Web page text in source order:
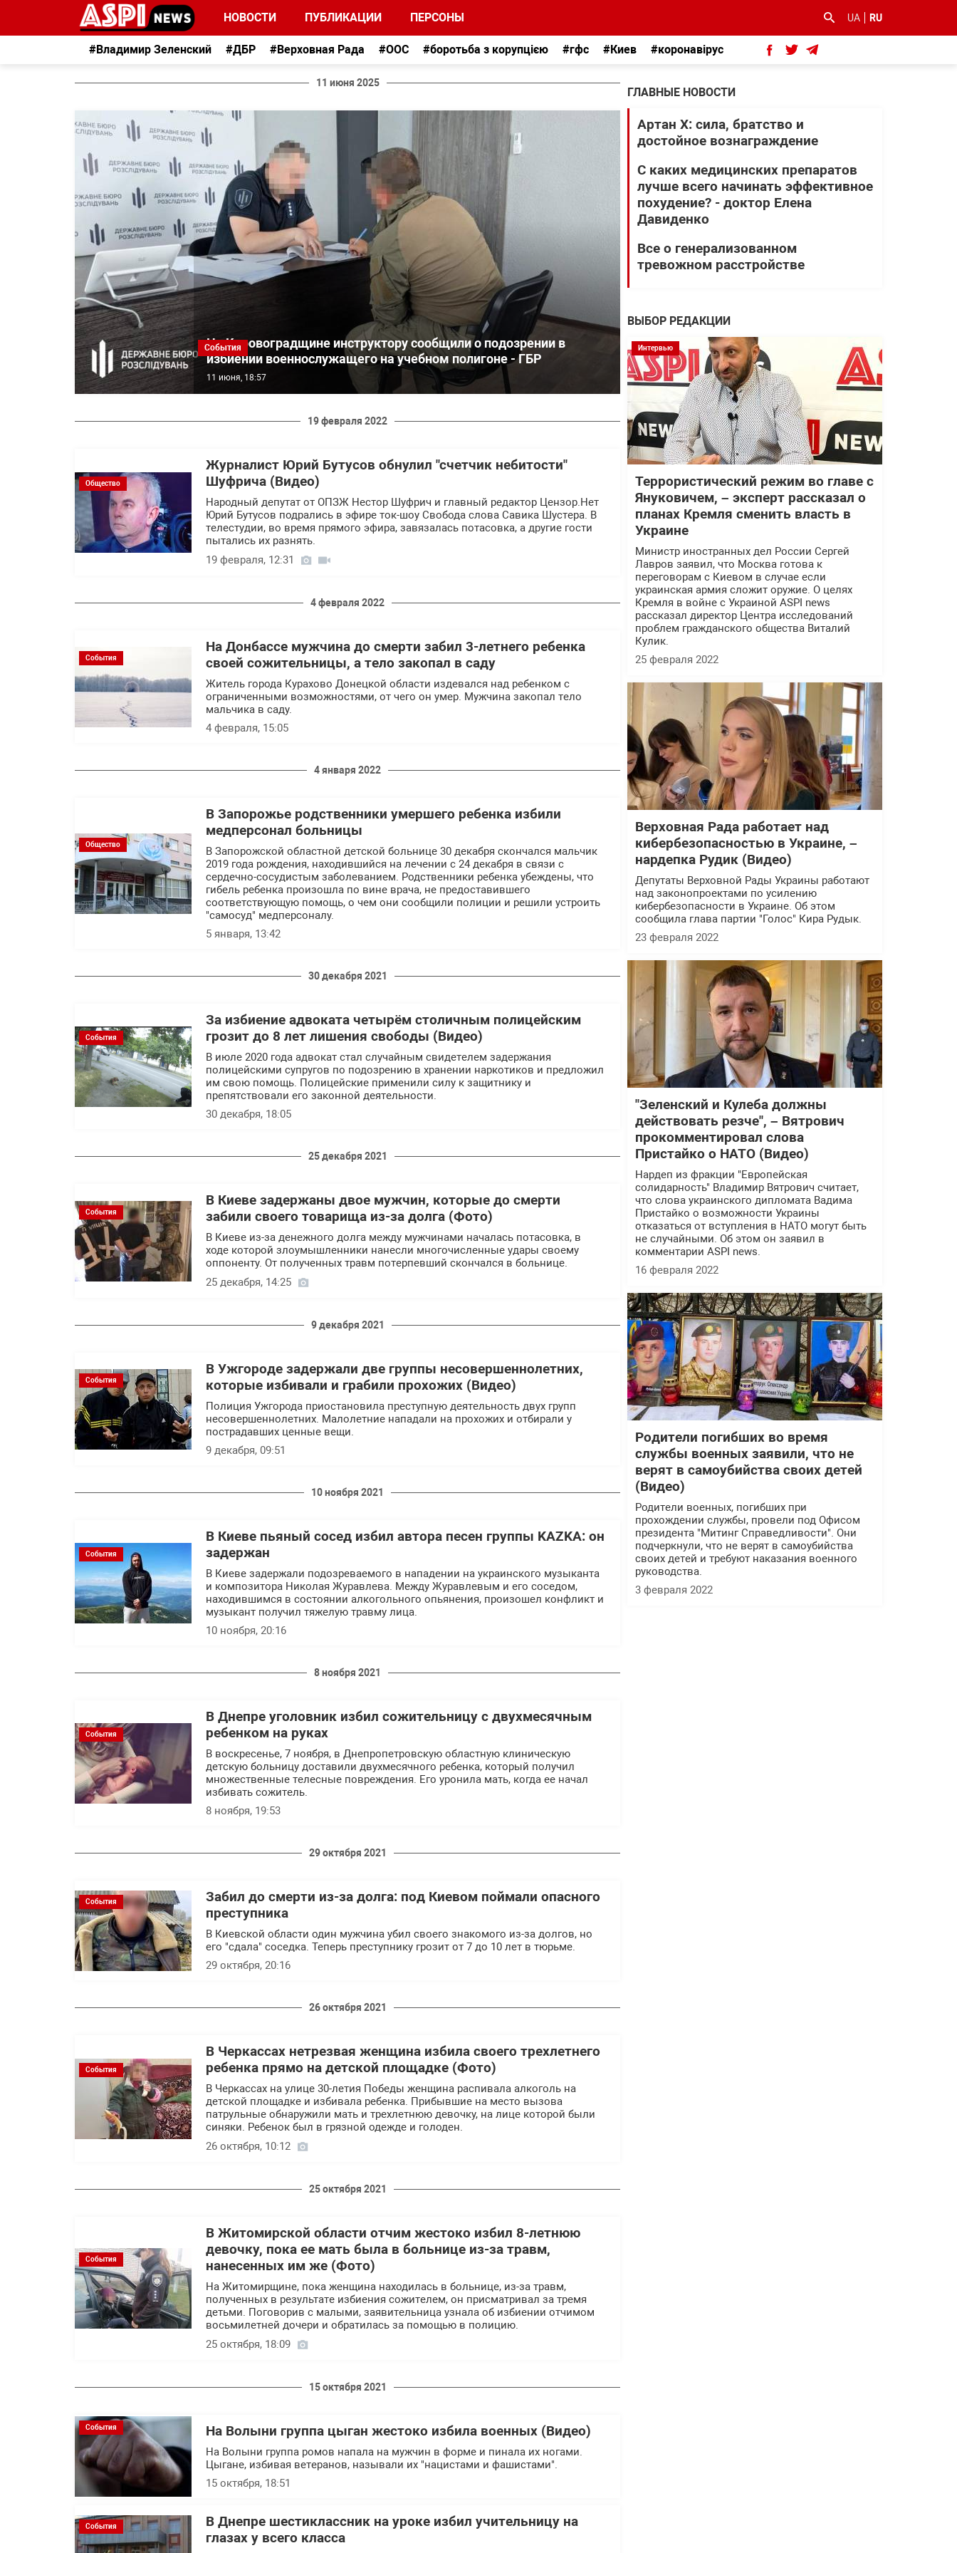
НОВОСТИ ПУБЛИКАЦИИ ПЕРСОНЫ UA RU
#Владимир Зеленский #ДБР #Верховная Рада #ООС #боротьба з корупцією #гфс #Киев #коронавірус
11 июня 2025
События
На Кировоградщине инструктору сообщили о подозрении в
избиении военнослужащего на учебном полигоне - ГБР
11 июня, 18:57
19 февраля 2022
Общество
Журналист Юрий Бутусов обнулил "счетчик небитости"
Шуфрича (Видео)
Народный депутат от ОПЗЖ Нестор Шуфрич и главный редактор Цензор.Нет
Юрий Бутусов подрались в эфире ток-шоу Свобода слова Савика Шустера. В
телестудии, во время прямого эфира, завязалась потасовка, а другие гости
пытались их разнять.
19 февраля, 12:31
4 февраля 2022
События
На Донбассе мужчина до смерти забил 3-летнего ребенка
своей сожительницы, а тело закопал в саду
Житель города Курахово Донецкой области издевался над ребенком с
ограниченными возможностями, от чего он умер. Мужчина закопал тело
мальчика в саду.
4 февраля, 15:05
4 января 2022
Общество
В Запорожье родственники умершего ребенка избили
медперсонал больницы
В Запорожской областной детской больнице 30 декабря скончался мальчик
2019 года рождения, находившийся на лечении с 24 декабря в связи с
сердечно-сосудистым заболеванием. Родственники ребенка убеждены, что
гибель ребенка произошла по вине врача, не предоставившего
соответствующую помощь, о чем они сообщили полиции и решили устроить
"самосуд" медперсоналу.
5 января, 13:42
30 декабря 2021
События
За избиение адвоката четырём столичным полицейским
грозит до 8 лет лишения свободы (Видео)
В июле 2020 года адвокат стал случайным свидетелем задержания
полицейскими супругов по подозрению в хранении наркотиков и предложил
им свою помощь. Полицейские применили силу к защитнику и
препятствовали его законной деятельности.
30 декабря, 18:05
25 декабря 2021
События
В Киеве задержаны двое мужчин, которые до смерти
забили своего товарища из-за долга (Фото)
В Киеве из-за денежного долга между мужчинами началась потасовка, в
ходе которой злоумышленники нанесли многочисленные удары своему
оппоненту. От полученных травм потерпевший скончался в больнице.
25 декабря, 14:25
9 декабря 2021
События
В Ужгороде задержали две группы несовершеннолетних,
которые избивали и грабили прохожих (Видео)
Полиция Ужгорода приостановила преступную деятельность двух групп
несовершеннолетних. Малолетние нападали на прохожих и отбирали у
пострадавших ценные вещи.
9 декабря, 09:51
10 ноября 2021
События
В Киеве пьяный сосед избил автора песен группы KAZKA: он
задержан
В Киеве задержали подозреваемого в нападении на украинского музыканта
и композитора Николая Журавлева. Между Журавлевым и его соседом,
находившимся в состоянии алкогольного опьянения, произошел конфликт и
музыкант получил тяжелую травму лица.
10 ноября, 20:16
8 ноября 2021
События
В Днепре уголовник избил сожительницу с двухмесячным
ребенком на руках
В воскресенье, 7 ноября, в Днепропетровскую областную клиническую
детскую больницу доставили двухмесячного ребенка, который получил
множественные телесные повреждения. Его уронила мать, когда ее начал
избивать сожитель.
8 ноября, 19:53
29 октября 2021
События
Забил до смерти из-за долга: под Киевом поймали опасного
преступника
В Киевской области один мужчина убил своего знакомого из-за долгов, но
его "сдала" соседка. Теперь преступнику грозит от 7 до 10 лет в тюрьме.
29 октября, 20:16
26 октября 2021
События
В Черкассах нетрезвая женщина избила своего трехлетнего
ребенка прямо на детской площадке (Фото)
В Черкассах на улице 30-летия Победы женщина распивала алкоголь на
детской площадке и избивала ребенка. Прибывшие на место вызова
патрульные обнаружили мать и трехлетнюю девочку, на лице которой были
синяки. Ребенок был в грязной одежде и голоден.
26 октября, 10:12
25 октября 2021
События
В Житомирской области отчим жестоко избил 8-летнюю
девочку, пока ее мать была в больнице из-за травм,
нанесенных им же (Фото)
На Житомирщине, пока женщина находилась в больнице, из-за травм,
полученных в результате избиения сожителем, он присматривал за тремя
детьми. Поговорив с малыми, заявительница узнала об избиении отчимом
восьмилетней дочери и обратилась за помощью в полицию.
25 октября, 18:09
15 октября 2021
События На Волыни группа цыган жестоко избила военных (Видео)
На Волыни группа ромов напала на мужчин в форме и пинала их ногами.
Цыгане, избивая ветеранов, называли их "нацистами и фашистами".
15 октября, 18:51
События
В Днепре шестиклассник на уроке избил учительницу на
глазах у всего класса
ГЛАВНЫЕ НОВОСТИ
Артан Х: сила, братство и
достойное вознаграждение
С каких медицинских препаратов
лучше всего начинать эффективное
похудение? - доктор Елена
Давиденко
Все о генерализованном
тревожном расстройстве
ВЫБОР РЕДАКЦИИ
Интервью
Террористический режим во главе с
Януковичем, – эксперт рассказал о
планах Кремля сменить власть в
Украине
Министр иностранных дел России Сергей
Лавров заявил, что Москва готова к
переговорам с Киевом в случае если
украинская армия сложит оружие. О целях
Кремля в войне с Украиной ASPI news
рассказал директор Центра исследований
проблем гражданского общества Виталий
Кулик.
25 февраля 2022
Верховная Рада работает над
кибербезопасностью в Украине, –
нардепка Рудик (Видео)
Депутаты Верховной Рады Украины работают
над законопроектами по усилению
кибербезопасности в Украине. Об этом
сообщила глава партии "Голос" Кира Рудык.
23 февраля 2022
"Зеленский и Кулеба должны
действовать резче", – Вятрович
прокомментировал слова
Пристайко о НАТО (Видео)
Нардеп из фракции "Европейская
солидарность" Владимир Вятрович считает,
что слова украинского дипломата Вадима
Пристайко о возможности Украины
отказаться от вступления в НАТО могут быть
не случайными. Об этом он заявил в
комментарии ASPI news.
16 февраля 2022
Родители погибших во время
службы военных заявили, что не
верят в самоубийства своих детей
(Видео)
Родители военных, погибших при
прохождении службы, провели под Офисом
президента "Митинг Справедливости". Они
подчеркнули, что не верят в самоубийства
своих детей и требуют наказания военного
руководства.
3 февраля 2022